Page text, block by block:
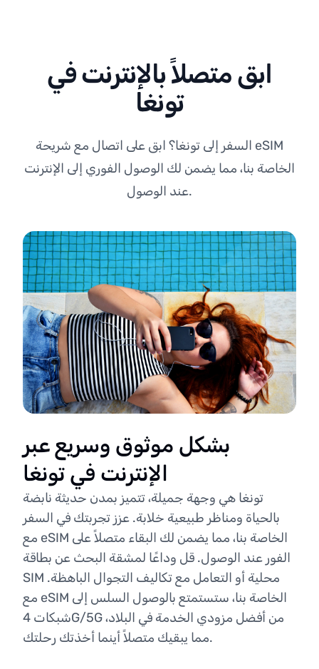
ابق متصلاً بالإنترنت في
تونغا
السفر إلى تونغا؟ ابق على اتصال مع شريحة eSIM
الخاصة بنا، مما يضمن لك الوصول الفوري إلى الإنترنت
عند الوصول.
بشكل موثوق وسريع عبر
الإنترنت في تونغا
تونغا هي وجهة جميلة، تتميز بمدن حديثة نابضة
بالحياة ومناظر طبيعية خلابة. عزز تجربتك في السفر
مع eSIM الخاصة بنا، مما يضمن لك البقاء متصلاً على
الفور عند الوصول. قل وداعًا لمشقة البحث عن بطاقة
SIM محلية أو التعامل مع تكاليف التجوال الباهظة.
مع eSIM الخاصة بنا، ستستمتع بالوصول السلس إلى
شبكات 4G/5G من أفضل مزودي الخدمة في البلاد،
مما يبقيك متصلاً أينما أخذتك رحلتك.